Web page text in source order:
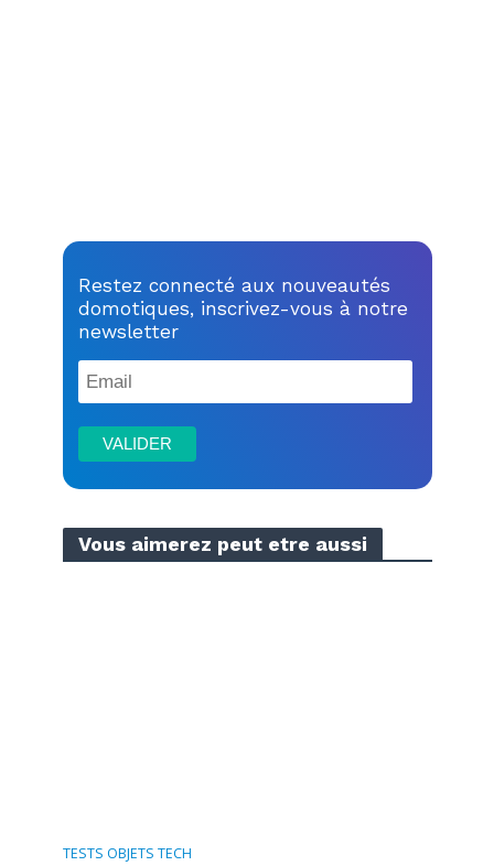
Restez connecté aux nouveautés
domotiques, inscrivez-vous à notre
newsletter
Vous aimerez peut etre aussi
TESTS OBJETS TECH